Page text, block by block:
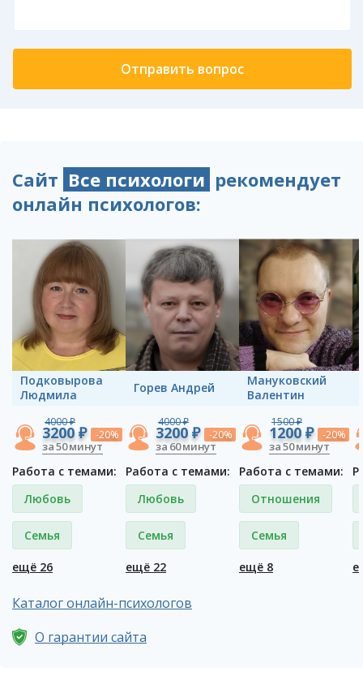
Сайт Все психологи рекомендует
онлайн психологов:
Подковырова
Людмила
4000 ₽
3200 ₽ -20%
за 50 минут
Работа с темами:
Любовь
Семья
ещё 26
Горев Андрей
4000 ₽
3200 ₽ -20%
за 60 минут
Работа с темами:
Любовь
Семья
ещё 22
Мануковский
Валентин
1500 ₽
1200 ₽ -20%
за 50 минут
Работа с темами:
Отношения
Семья
ещё 8
Каталог онлайн-психологов
О гарантии сайта